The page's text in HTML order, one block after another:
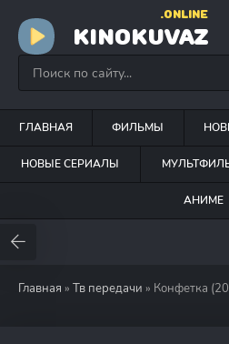
KINOKUVAZ
.ONLINE
ГЛАВНАЯ ФИЛЬМЫ
НОВЫЕ СЕРИАЛЫ
АНИМЕ
Главная » Тв передачи » Конфетка